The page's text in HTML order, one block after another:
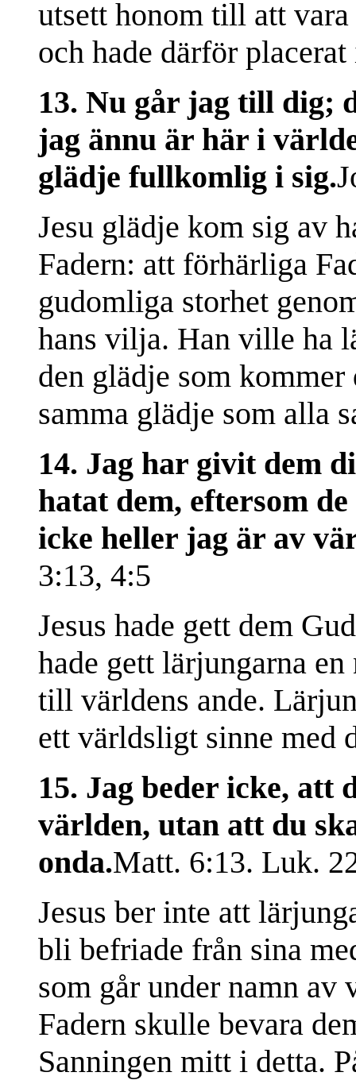
utsett honom till att
och hade därför
13. Nu går jag till dig;
jag ännu är här i
glädje fullkomlig i sig.
Jesu glädje kom sig av
Fadern: att förhärliga
gudomliga storhet
hans vilja. Han ville ha
den glädje som
samma glädje som alla
14. Jag har givit dem
hatat dem, eftersom
icke heller jag är av
3:13, 4:5
Jesus hade gett dem
hade gett lärjungarna
till världens ande.
ett världsligt sinne med
15. Jag beder icke, att
världen, utan att du
onda.Matt. 6:13. Luk.
Jesus ber inte att
bli befriade från sina
som går under namn av
Fadern skulle bevara
Sanningen mitt i detta.